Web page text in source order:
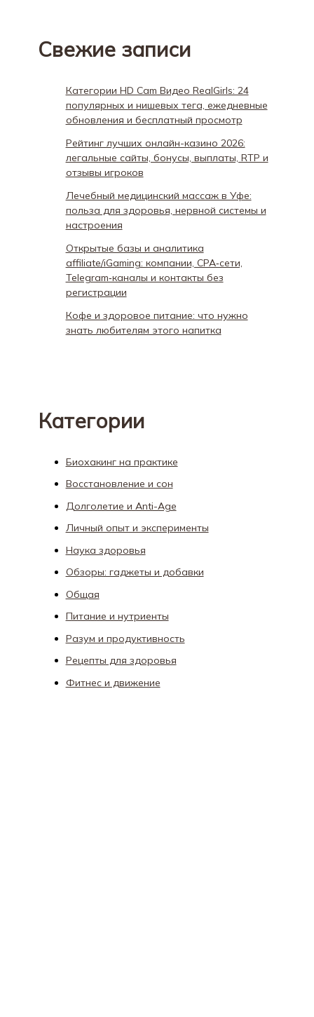
Свежие записи
Категории HD Cam Видео RealGirls: 24
популярных и нишевых тега, ежедневные
обновления и бесплатный просмотр
Рейтинг лучших онлайн-казино 2026:
легальные сайты, бонусы, выплаты, RTP и
отзывы игроков
Лечебный медицинский массаж в Уфе:
польза для здоровья, нервной системы и
настроения
Открытые базы и аналитика
affiliate/iGaming: компании, CPA‑сети,
Telegram‑каналы и контакты без
регистрации
Кофе и здоровое питание: что нужно
знать любителям этого напитка
Категории
Биохакинг на практике
Восстановление и сон
Долголетие и Anti-Age
Личный опыт и эксперименты
Наука здоровья
Обзоры: гаджеты и добавки
Общая
Питание и нутриенты
Разум и продуктивность
Рецепты для здоровья
Фитнес и движение